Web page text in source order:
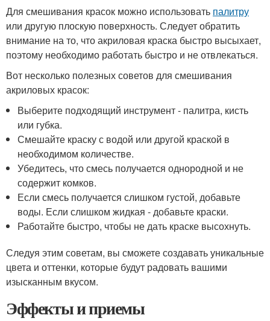
Для смешивания красок можно использовать палитру
или другую плоскую поверхность. Следует обратить
внимание на то, что акриловая краска быстро высыхает,
поэтому необходимо работать быстро и не отвлекаться.
Вот несколько полезных советов для смешивания
акриловых красок:
Выберите подходящий инструмент - палитра, кисть
или губка.
Смешайте краску с водой или другой краской в
необходимом количестве.
Убедитесь, что смесь получается однородной и не
содержит комков.
Если смесь получается слишком густой, добавьте
воды. Если слишком жидкая - добавьте краски.
Работайте быстро, чтобы не дать краске высохнуть.
Следуя этим советам, вы сможете создавать уникальные
цвета и оттенки, которые будут радовать вашими
изысканным вкусом.
Эффекты и приемы